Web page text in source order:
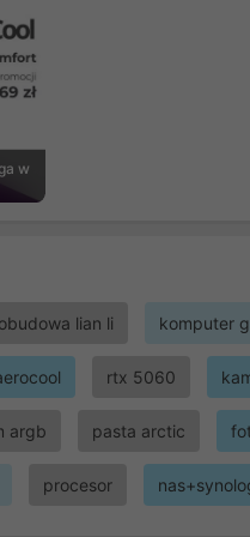
w
obudowa lian li komputer
rtx 5060
argb pasta arctic
procesor